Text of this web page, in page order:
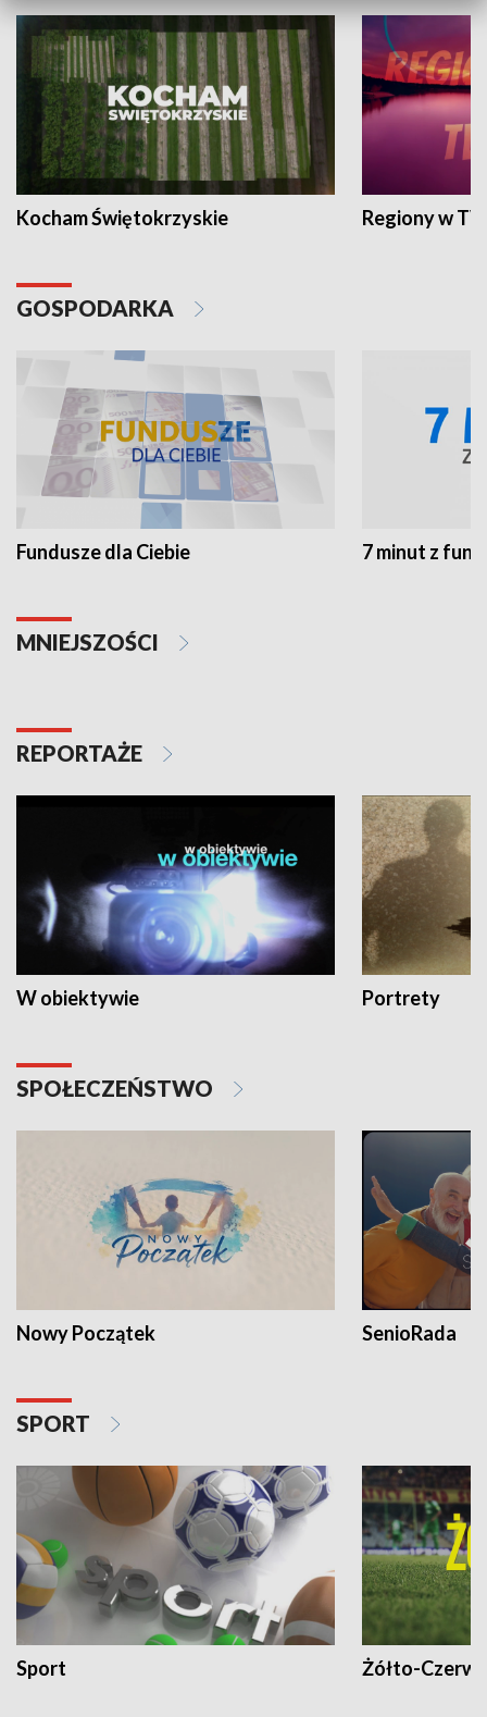
Kocham Świętokrzyskie Regiony w
GOSPODARKA
Fundusze dla Ciebie 7 minut z
MNIEJSZOŚCI
REPORTAŻE
W obiektywie Portrety
SPOŁECZEŃSTWO
Nowy Początek SenioRada
SPORT
Sport Żółto-